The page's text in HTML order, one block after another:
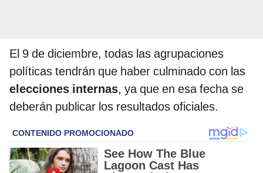
El 9 de diciembre, todas las agrupaciones
políticas tendrán que haber culminado con las
elecciones internas, ya que en esa fecha se
deberán publicar los resultados oficiales.